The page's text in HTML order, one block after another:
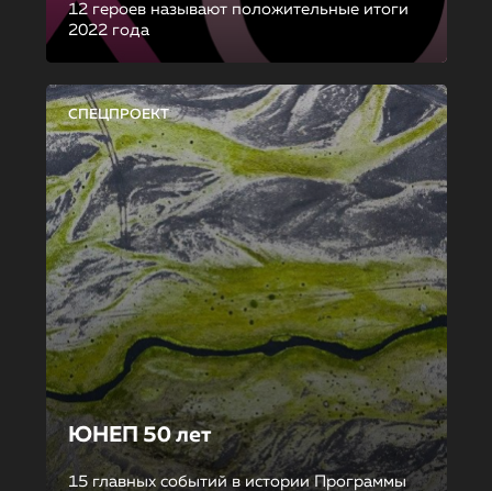
12 героев называют положительные итоги
2022 года
СПЕЦПРОЕКТ
ЮНЕП 50 лет
15 главных событий в истории Программы